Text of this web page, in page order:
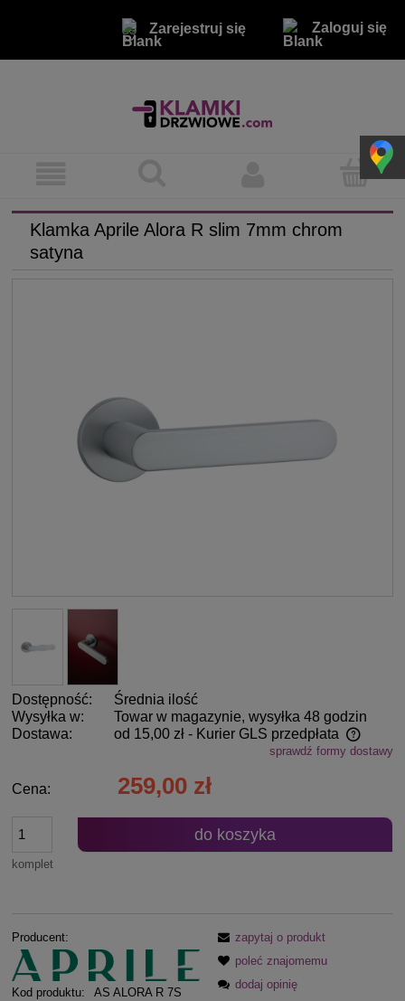
Zarejestruj się Zaloguj się
Klamka Aprile Alora R slim 7mm chrom
satyna
Dostępność:
Średnia ilość
Wysyłka w:
Towar w magazynie, wysyłka 48 godzin
Dostawa:
od 15,00 zł - Kurier GLS przedpłata
Cena nie zawiera ewentualnych kosztów płatnościsprawdź formy dostawy
Cena: 259,00 zł
komplet
do koszyka
Producent:
Kod produktu:
AS ALORA R 7S
zapytaj o produkt
poleć znajomemu
dodaj opinię